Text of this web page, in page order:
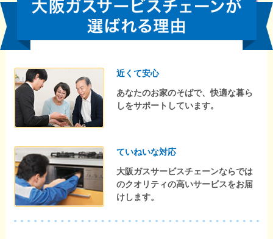
近くて安心
あなたのお家のそばで、快適な暮ら
しをサポートしています。
ていねいな対応
大阪ガスサービスチェーンならでは
のクオリティの高いサービスをお届
けします。